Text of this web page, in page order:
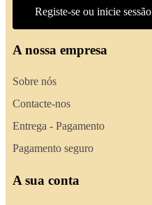
Registe-se ou inicie sessão
A nossa empresa
Sobre nós
Contacte-nos
Entrega - Pagamento
Pagamento seguro
A sua conta